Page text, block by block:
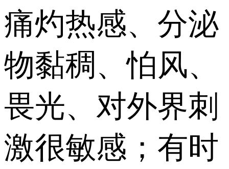
痛灼热感、分泌
物黏稠、怕风、
畏光、对外界刺
激很敏感；有时